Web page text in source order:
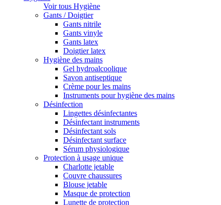
Voir tous Hygiène
Gants / Doigtier
Gants nitrile
Gants vinyle
Gants latex
Doigtier latex
Hygiène des mains
Gel hydroalcoolique
Savon antiseptique
Crème pour les mains
Instruments pour hygiène des mains
Désinfection
Lingettes désinfectantes
Désinfectant instruments
Désinfectant sols
Désinfectant surface
Sérum physiologique
Protection à usage unique
Charlotte jetable
Couvre chaussures
Blouse jetable
Masque de protection
Lunette de protection